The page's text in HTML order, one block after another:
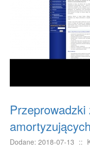
E-BIZNES
Biżuteria
Sport
Elektronika, RTV, AGD
Art. Dla Zwierząt
amortyzujących
Dodane: 2018-07-13 ::